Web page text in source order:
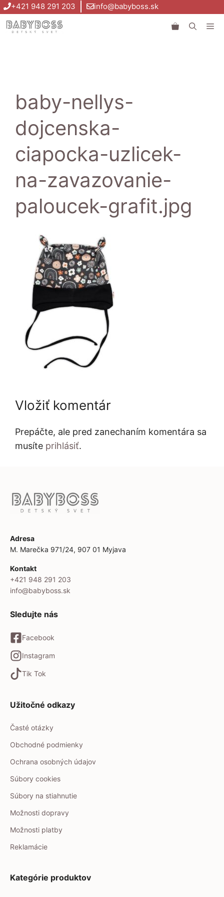
Preskočiť
na
obsah
+421 948 291 203 info@babyboss.sk
baby-nellys-
dojcenska-
ciapocka-uzlicek-
na-zavazovanie-
paloucek-grafit.jpg
Vložiť komentár
Prepáčte, ale pred zanechaním komentára sa
musíte prihlásiť.
Adresa
M. Marečka 971/24, 907 01 Myjava
Kontakt
+421 948 291 203
info@babyboss.sk
Sledujte nás
Facebook
Instagram
Tik Tok
Užitočné odkazy
Časté otázky
Obchodné podmienky
Ochrana osobných údajov
Súbory cookies
Súbory na stiahnutie
Možnosti dopravy
Možnosti platby
Reklamácie
Kategórie produktov